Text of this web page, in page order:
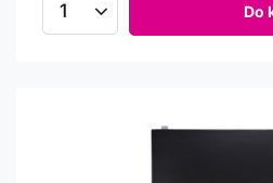
Ilość produktów Do